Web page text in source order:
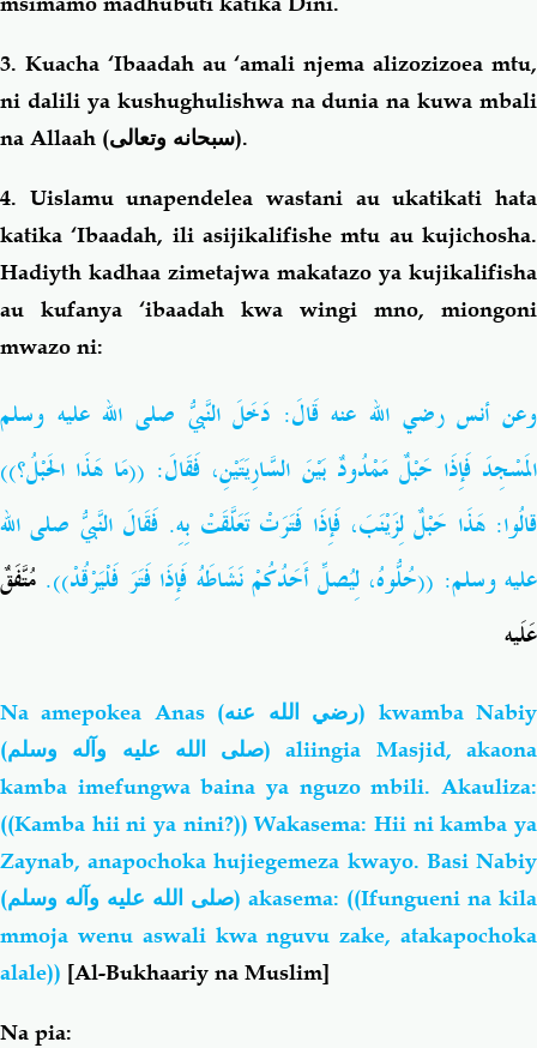
3. Kuacha ‘Ibaadah au ‘amali njema alizozizoea mtu,
ni dalili ya kushughulishwa na dunia na kuwa mbali
na Allaah (سبحانه وتعالى).
4. Uislamu unapendelea wastani au ukatikati hata
katika ‘Ibaadah, ili asijikalifishe mtu au kujichosha.
Hadiyth kadhaa zimetajwa makatazo ya kujikalifisha
au kufanya ‘ibaadah kwa wingi mno, miongoni
mwazo ni:
وعن أنس رضي الله عنه قَالَ: دَخَلَ النَّبيُّ صلى الله عليه وسلم
المَسْجِدَ فَإِذَا حَبْلٌ مَمْدُودٌ بَيْنَ السَّارِيَتَيْنِ، فَقَالَ: ((مَا هَذَا الحَبْلُ؟))
قالُوا: هَذَا حَبْلٌ لِزَيْنَبَ، فَإِذَا فَتَرَتْ تَعَلَّقَتْ بِهِ. فَقَالَ النَّبيُّ صلى الله
عليه وسلم: ((حُلُّوهُ، لِيُصلِّ أَحَدُكُمْ نَشَاطَهُ فَإِذَا فَتَرَ فَلْيَرْقُدْ)). مُتَّفَقٌ
عَلَيه
Na amepokea Anas (رضي الله عنه) kwamba Nabiy
(صلى الله عليه وآله وسلم) aliingia Masjid, akaona
kamba imefungwa baina ya nguzo mbili. Akauliza:
((Kamba hii ni ya nini?)) Wakasema: Hii ni kamba ya
Zaynab, anapochoka hujiegemeza kwayo. Basi Nabiy
(صلى الله عليه وآله وسلم) akasema: ((Ifungueni na kila
mmoja wenu aswali kwa nguvu zake, atakapochoka
alale)) [Al-Bukhaariy na Muslim]
Na pia: